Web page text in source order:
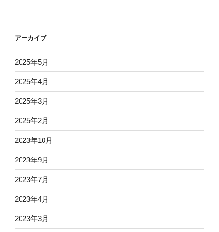
ン
アーカイブ
2025年5月
2025年4月
2025年3月
2025年2月
2023年10月
2023年9月
2023年7月
2023年4月
2023年3月